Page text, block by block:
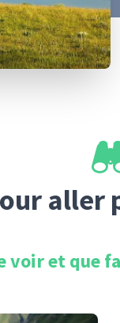
aller
voir et que